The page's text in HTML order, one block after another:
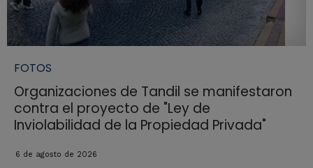
FOTOS
Organizaciones de Tandil se manifestaron
contra el proyecto de "Ley de
Inviolabilidad de la Propiedad Privada"
6 de agosto de 2026